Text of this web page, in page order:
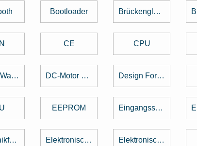
Bootloader Brückengleichrichter
CE CPU
DC/DC Wandler DC-Motor brushed Design For Manufacturing
EEPROM Eingangsspannung
Elektronikfertigung Elektronische Baugruppe Elektronische Bauteile